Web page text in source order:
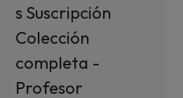
s Suscripción
Colección
completa -
Profesor